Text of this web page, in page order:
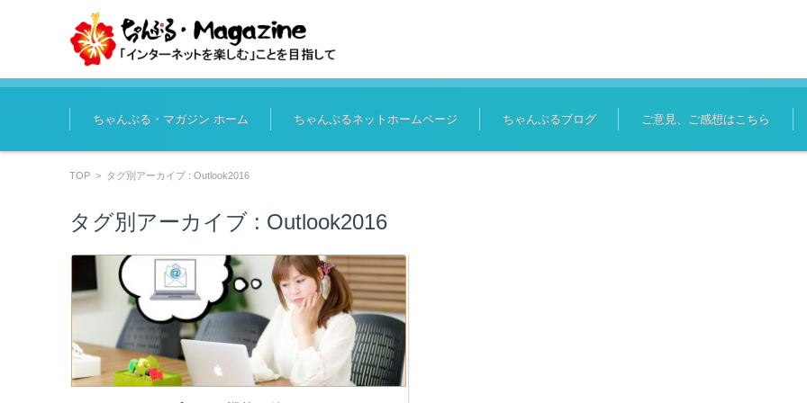
コンテンツに移動
ちゃんぷる・マガジン ホーム ちゃんぷるネットホームページ ちゃんぷるブログ ご意見、ご感想はこちら
TOP > タグ別アーカイブ : Outlook2016
タグ別アーカイブ : Outlook2016